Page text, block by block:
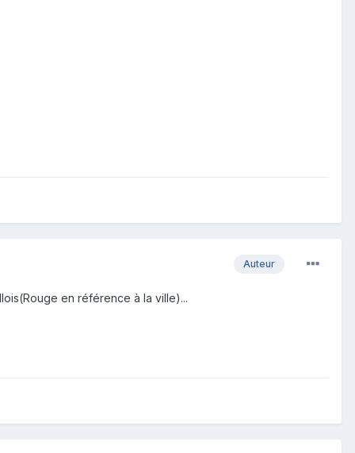
Auteur
en référence à la ville)...